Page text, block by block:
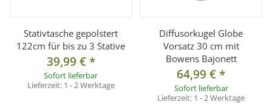
Stativtasche gepolstert
122cm für bis zu 3 Stative
39,99 €*
Sofort lieferbar
Lieferzeit: 1 - 2 Werktage
Diffusorkugel Globe
Vorsatz 30 cm mit
Bowens Bajonett
64,99 €*
Sofort lieferbar
Lieferzeit: 1 - 2 Werktage